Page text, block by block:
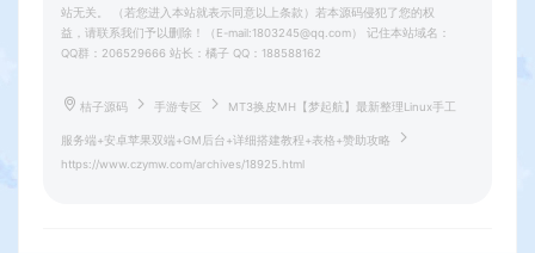
站无关。 （若您进入本站就表示同意以上条款）若本源码侵犯了您的权
益，请联系我们予以删除！（E-mail:1803245@qq.com） 记住本站域名：
QQ群：206529666 站长：橘子 QQ：188588162
桔子源码 手游专区 MT3换皮MH【梦起航】最新整理Linux手工
服务端+安卓苹果双端+GM后台+详细搭建教程+表格+赞助攻略
https://www.czymw.com/archives/18925.html